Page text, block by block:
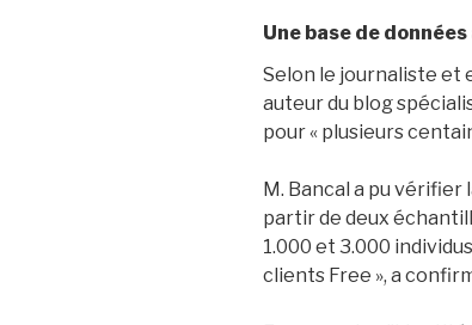
Une base de
Selon le journaliste et
auteur du blog
pour « plusieurs
M. Bancal a pu
partir de deux
1.000 et 3.000
clients Free », a